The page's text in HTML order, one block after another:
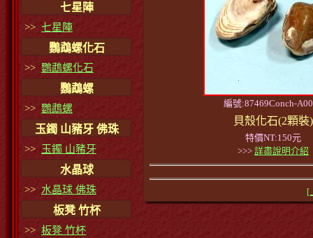
七星陣
>> 七星陣
鸚鵡螺化石
>> 鸚鵡螺化石
鸚鵡螺
>> 鸚鵡螺
玉鐲 山豬牙 佛珠
>> 玉鐲 山豬牙
水晶球
>> 水晶球 佛珠
板凳 竹杯
>> 板凳 竹杯
編號:87469Conch-
貝殼化石(2顆裝)
特價NT:150元
>>> 詳盡說明介紹
[